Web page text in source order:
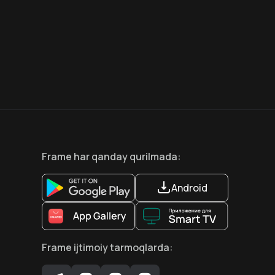
Frame har qanday qurilmada:
Android
Frame ijtimoiy tarmoqlarda: